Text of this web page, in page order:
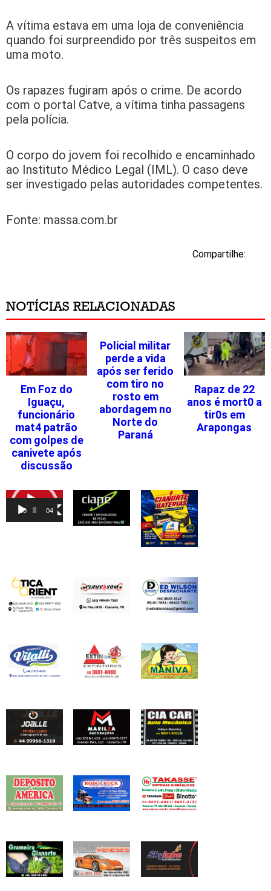
A vítima estava em uma loja de conveniência
quando foi surpreendido por três suspeitos em
uma moto.
Os rapazes fugiram após o crime. De acordo
com o portal Catve, a vítima tinha passagens
pela polícia.
O corpo do jovem foi recolhido e encaminhado
ao Instituto Médico Legal (IML). O caso deve
ser investigado pelas autoridades competentes.
Fonte: massa.com.br
Compartilhe:
NOTÍCIAS RELACIONADAS
Em Foz do
Iguaçu,
funcionário
mat4 patrão
com golpes de
canivete após
discussão
Policial militar
perde a vida
após ser ferido
com tiro no
rosto em
abordagem no
Norte do
Paraná
Rapaz de 22
anos é mort0 a
tir0s em
Arapongas
Tocador
vídeo
00:00 04:46